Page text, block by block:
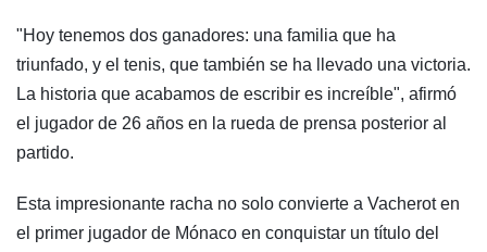
"Hoy tenemos dos ganadores: una familia que ha
triunfado, y el tenis, que también se ha llevado una victoria.
La historia que acabamos de escribir es increíble", afirmó
el jugador de 26 años en la rueda de prensa posterior al
partido.
Esta impresionante racha no solo convierte a Vacherot en
el primer jugador de Mónaco en conquistar un título del